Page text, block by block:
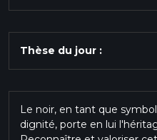
Thèse du jour :
Le noir, en tant que
dignité, porte en lui